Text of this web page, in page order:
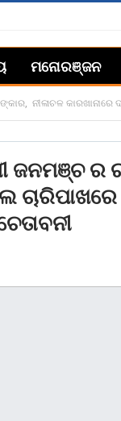
ମନୋରଞ୍ଜନ
ନୀଳାଚଳ କାରଖାନାରେ
ର